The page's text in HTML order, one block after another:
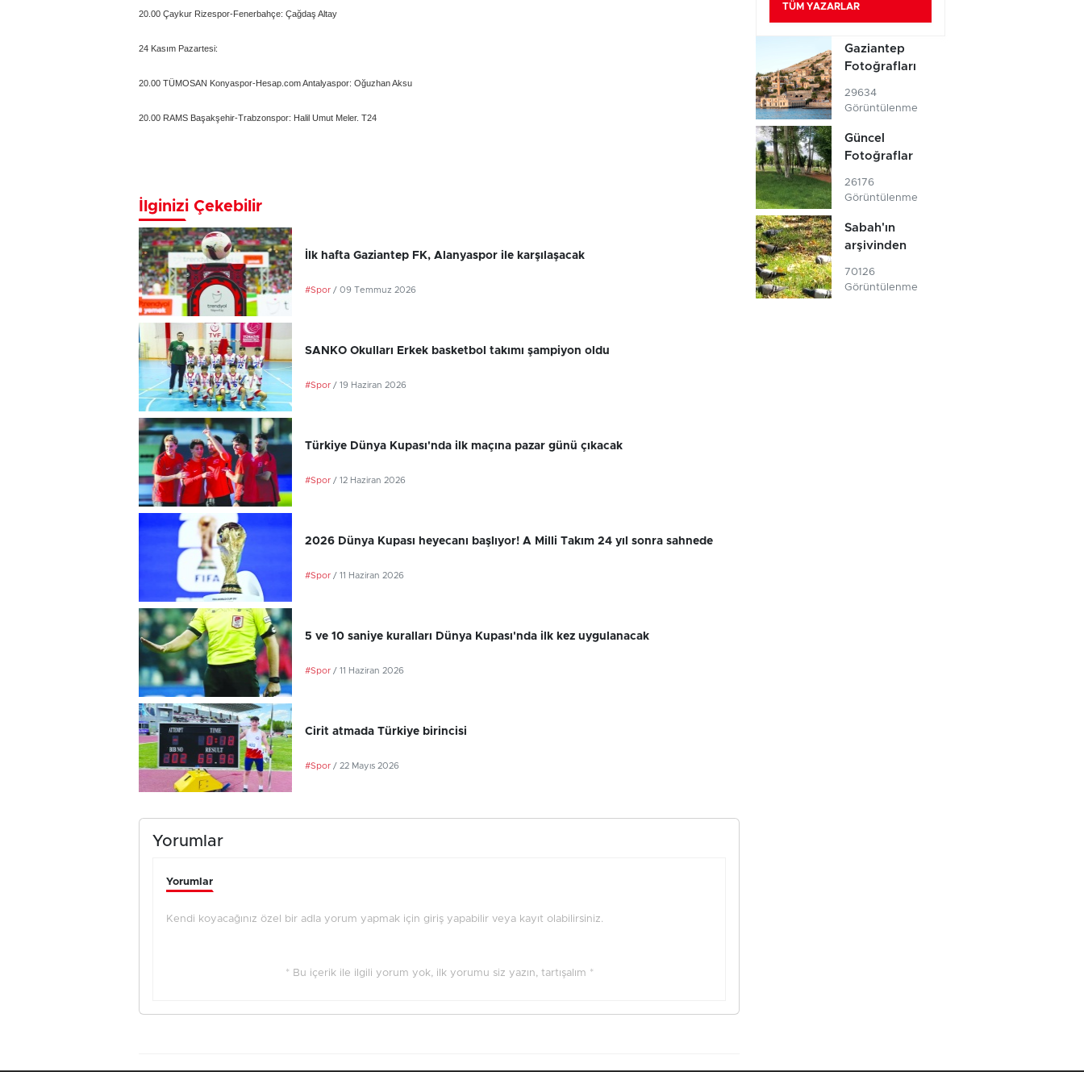
20.00 Çaykur Rizespor-Fenerbahçe: Çağdaş Altay
24 Kasım Pazartesi:
20.00 TÜMOSAN Konyaspor-Hesap.com Antalyaspor: Oğuzhan Aksu
20.00 RAMS Başakşehir-Trabzonspor: Halil Umut Meler. T24
İlginizi Çekebilir
İlk hafta Gaziantep FK, Alanyaspor ile karşılaşacak
#Spor / 09 Temmuz 2026
SANKO Okulları Erkek basketbol takımı şampiyon oldu
#Spor / 19 Haziran 2026
Türkiye Dünya Kupası'nda ilk maçına pazar günü çıkacak
#Spor / 12 Haziran 2026
2026 Dünya Kupası heyecanı başlıyor! A Milli Takım 24 yıl sonra sahnede
#Spor / 11 Haziran 2026
5 ve 10 saniye kuralları Dünya Kupası'nda ilk kez uygulanacak
#Spor / 11 Haziran 2026
Cirit atmada Türkiye birincisi
#Spor / 22 Mayıs 2026
Yorumlar
Yorumlar
Kendi koyacağınız özel bir adla yorum yapmak için giriş yapabilir veya kayıt olabilirsiniz.
* Bu içerik ile ilgili yorum yok, ilk yorumu siz yazın, tartışalım *
TÜM YAZARLAR
Gaziantep
Fotoğrafları
29634
Görüntülenme
Güncel
Fotoğraflar
26176
Görüntülenme
Sabah'ın
arşivinden
70126
Görüntülenme